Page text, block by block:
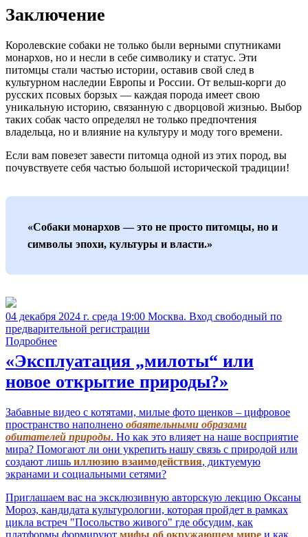
Заключение
Королевские собаки не только были верными спутниками
монархов, но и несли в себе символику и статус. Эти
питомцы стали частью истории, оставив свой след в
культурном наследии Европы и России. От вельш-корги до
русских псовых борзых — каждая порода имеет свою
уникальную историю, связанную с дворцовой жизнью. Выбор
таких собак часто определял не только предпочтения
владельца, но и влияние на культуру и моду того времени.
Если вам повезет завести питомца одной из этих пород, вы
почувствуете себя частью большой исторической традиции!
«Собаки монархов — это не просто питомцы, но и
символы эпохи, культуры и власти.»
04 декабря 2024 г. среда 19:00 Москва. Вход свободный по
предварительной регистрации
Подробнее
«Эксплуатация „милоты“ или
новое открытие природы?»
Забавные видео с котятами, милые фото щенков – цифровое
пространство наполнено обаятельными образами
обитателей природы. Но как это влияет на наше восприятие
мира? Помогают ли они укрепить нашу связь с природой или
создают лишь иллюзию взаимодействия, диктуемую
экранами и социальными сетями?
Приглашаем вас на эксклюзивную авторскую лекцию Оксаны
Мороз, кандидата культурологии, которая пройдет в рамках
цикла встреч "Посольство живого" где обсудим, как
платформы формируют мифы об окружающем мире и как